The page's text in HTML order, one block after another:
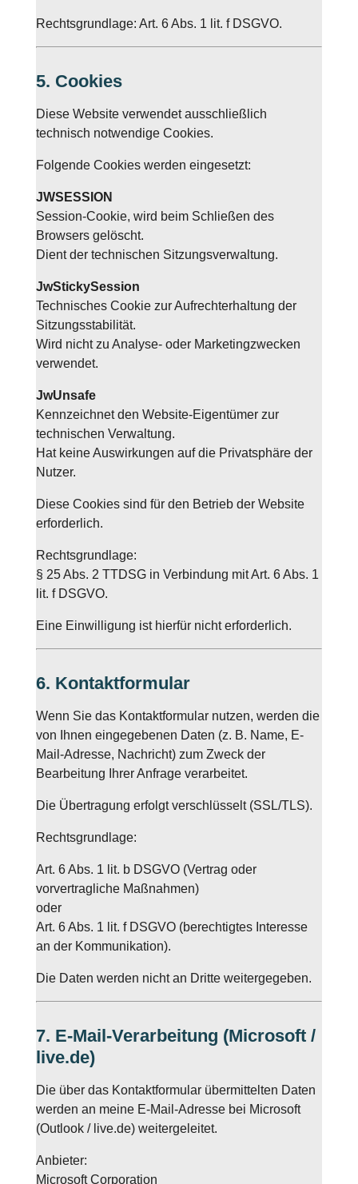
Rechtsgrundlage: Art. 6 Abs. 1 lit. f DSGVO.
5. Cookies
Diese Website verwendet ausschließlich
technisch notwendige Cookies.
Folgende Cookies werden eingesetzt:
JWSESSION
Session-Cookie, wird beim Schließen des
Browsers gelöscht.
Dient der technischen Sitzungsverwaltung.
JwStickySession
Technisches Cookie zur Aufrechterhaltung der
Sitzungsstabilität.
Wird nicht zu Analyse- oder Marketingzwecken
verwendet.
JwUnsafe
Kennzeichnet den Website-Eigentümer zur
technischen Verwaltung.
Hat keine Auswirkungen auf die Privatsphäre der
Nutzer.
Diese Cookies sind für den Betrieb der Website
erforderlich.
Rechtsgrundlage:
§ 25 Abs. 2 TTDSG in Verbindung mit Art. 6 Abs. 1
lit. f DSGVO.
Eine Einwilligung ist hierfür nicht erforderlich.
6. Kontaktformular
Wenn Sie das Kontaktformular nutzen, werden die
von Ihnen eingegebenen Daten (z. B. Name, E-
Mail-Adresse, Nachricht) zum Zweck der
Bearbeitung Ihrer Anfrage verarbeitet.
Die Übertragung erfolgt verschlüsselt (SSL/TLS).
Rechtsgrundlage:
Art. 6 Abs. 1 lit. b DSGVO (Vertrag oder
vorvertragliche Maßnahmen)
oder
Art. 6 Abs. 1 lit. f DSGVO (berechtigtes Interesse
an der Kommunikation).
Die Daten werden nicht an Dritte weitergegeben.
7. E-Mail-Verarbeitung (Microsoft /
live.de)
Die über das Kontaktformular übermittelten Daten
werden an meine E-Mail-Adresse bei Microsoft
(Outlook / live.de) weitergeleitet.
Anbieter:
Microsoft Corporation